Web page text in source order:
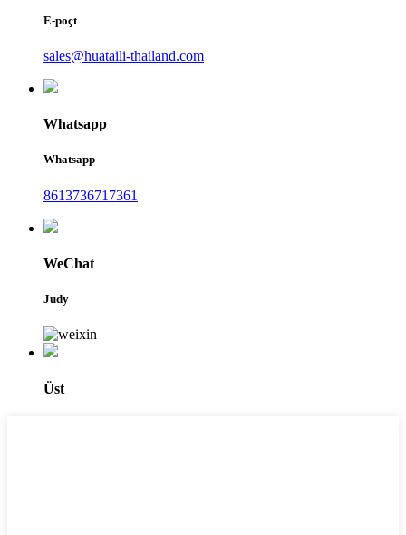
E-poçt
sales@huataili-thailand.com
Whatsapp
Whatsapp
8613736717361
WeChat
Judy
Üst